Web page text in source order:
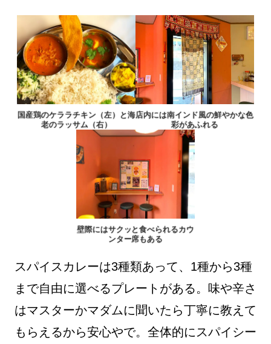
国産鶏のケララチキン（左）と海
老のラッサム（右）
店内には南インド風の鮮やかな色
彩があふれる
壁際にはサクッと食べられるカウ
ンター席もある
スパイスカレーは3種類あって、1種から3種
まで自由に選べるプレートがある。味や辛さ
はマスターかマダムに聞いたら丁寧に教えて
もらえるから安心やで。全体的にスパイシー